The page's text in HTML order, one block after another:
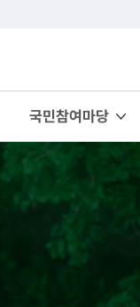
국민참여마당